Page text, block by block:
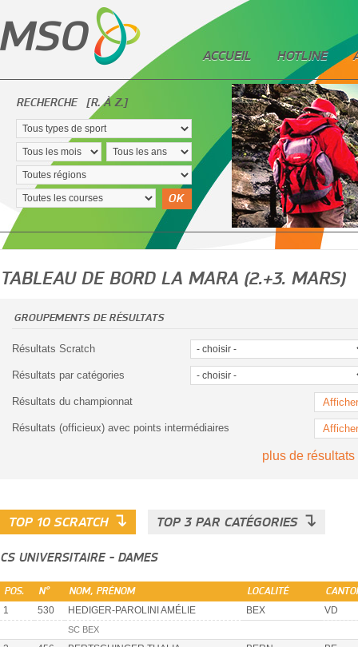
ACCUEIL HOTLINE
RECHERCHE [R. À Z.]
OK
TABLEAU DE BORD LA MARA (2.+3. MARS)
GROUPEMENTS DE RÉSULTATS
Résultats Scratch
Résultats par catégories
Résultats du championnat Afficher
Résultats (officieux) avec points intermédiaires Afficher
plus de résultats
TOP 10 SCRATCH ↴ TOP 3 PAR CATÉGORIES ↴
CS UNIVERSITAIRE - DAMES
POS. N° NOM, PRÉNOM LOCALITÉ
1 530 HEDIGER-PAROLINI AMÉLIE BEX VD
SC BEX